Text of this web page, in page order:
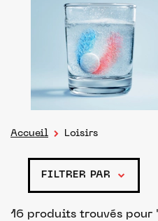
Accueil Loisirs
FILTRER PAR
16 produits trouvés pour